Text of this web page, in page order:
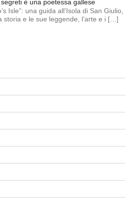
è una poetessa gallese
Isle”: una guida all’Isola di San Giulio,
storia e le sue leggende, l’arte e i […]